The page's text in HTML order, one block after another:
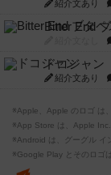
紹介文あり
Bitter End
ドコジャン
紹介文あり
※Apple、Apple のロゴ は
※App Store は、Apple Inc.
※Android は、グーグル イ
※Google Play とそのロゴ